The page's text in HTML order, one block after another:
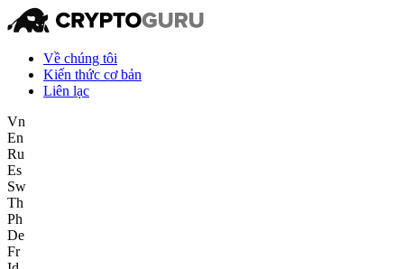
Về chúng tôi
Kiến thức cơ bản
Liên lạc
Vn
En
Ru
Es
Sw
Th
Ph
De
Fr